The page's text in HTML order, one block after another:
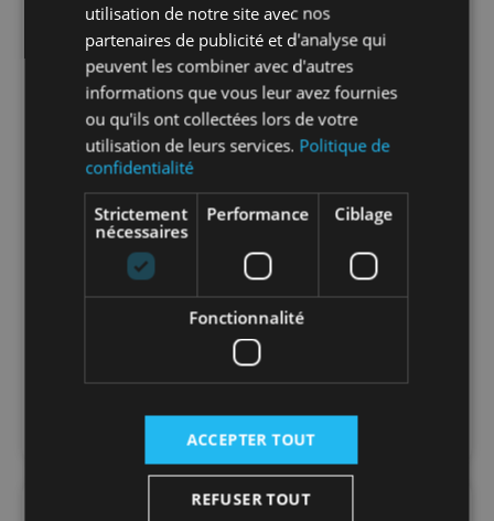
En savoir plus sur le tri de nos emballages et
de nos produits
Packaging Oui
Nombre par
unité
Nombre par
carton
palette
450
utilisation de notre site avec nos
partenaires de publicité et d'analyse qui
peuvent les combiner avec d'autres
informations que vous leur avez fournies
ou qu'ils ont collectées lors de votre
utilisation de leurs services. Politique de
confidentialité
Strictement
nécessaires
Performance Ciblage
Fonctionnalité
ACCEPTER TOUT
REFUSER TOUT